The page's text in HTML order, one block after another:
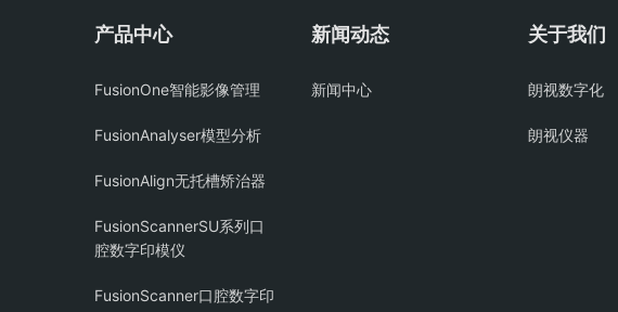
产品中心
FusionOne智能影像管理
FusionAnalyser模型分析
FusionAlign无托槽矫治器
FusionScannerSU系列口
腔数字印模仪
FusionScanner口腔数字印
新闻动态
新闻中心
关于我们
朗视数字化
朗视仪器